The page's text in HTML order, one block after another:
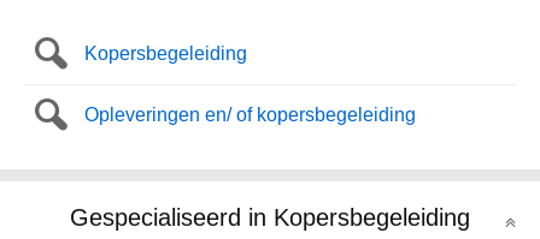
Kopersbegeleiding
Opleveringen en/ of kopersbegeleiding
Gespecialiseerd in Kopersbegeleiding